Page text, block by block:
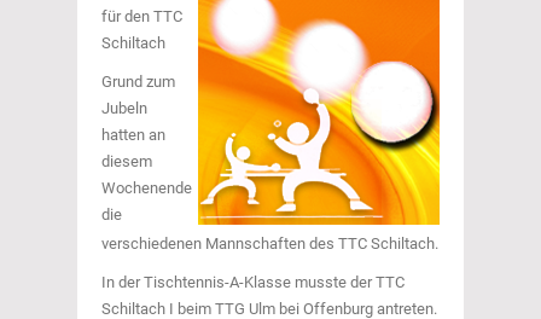
für den TTC
Schiltach
Grund zum
Jubeln
hatten an
diesem
Wochenende
die
verschiedenen Mannschaften des TTC Schiltach.
In der Tischtennis-A-Klasse musste der TTC
Schiltach I beim TTG Ulm bei Offenburg antreten.